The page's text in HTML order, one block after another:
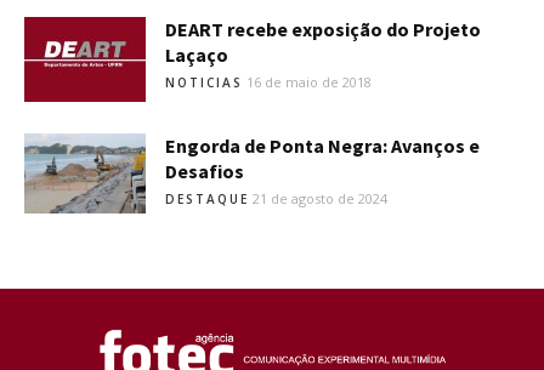
DEART recebe exposição do Projeto
Laçaço
NOTICIAS 16 de maio de 2018
Engorda de Ponta Negra: Avanços e
Desafios
DESTAQUE 21 de agosto de 2024